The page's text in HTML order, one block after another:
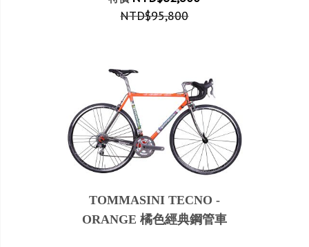
NTD$95,800
TOMMASINI TECNO -
ORANGE 橘色經典鋼管車